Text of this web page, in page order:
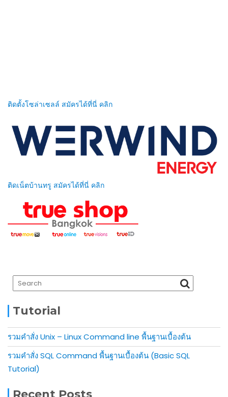
ติดตั้งโซล่าเซลล์ สมัครได้ที่นี่ คลิก
ติดเน็ตบ้านทรู สมัครได้ที่นี่ คลิก
Tutorial
รวมคำสั่ง Unix – Linux Command line พื้นฐานเบื้องต้น
รวมคำสั่ง SQL Command พื้นฐานเบื้องต้น (Basic SQL
Tutorial)